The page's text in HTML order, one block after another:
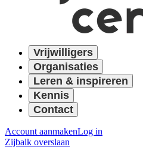
Vrijwilligers
Organisaties
Leren & inspireren
Kennis
Contact
Account aanmakenLog in
Zijbalk overslaan